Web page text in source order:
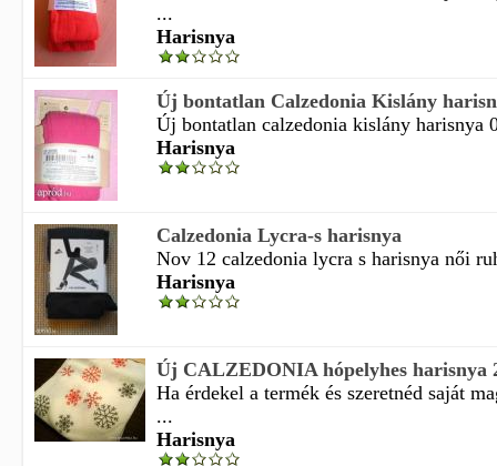
...
Harisnya
Új bontatlan Calzedonia Kislány
Új bontatlan calzedonia kislány harisnya
Harisnya
Calzedonia Lycra-s harisnya
Nov 12 calzedonia lycra s harisnya női
Harisnya
Új CALZEDONIA hópelyhes harisnya
Ha érdekel a termék és szeretnéd saját
...
Harisnya